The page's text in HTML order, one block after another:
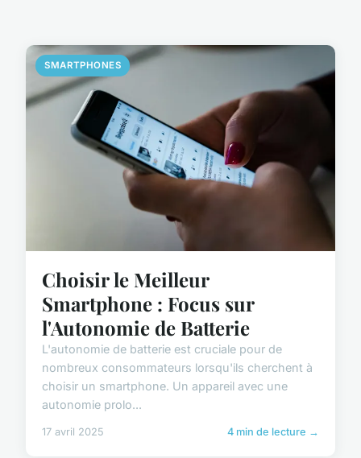
SMARTPHONES
Choisir le Meilleur
Smartphone : Focus sur
l'Autonomie de Batterie
L'autonomie de batterie est cruciale pour de
nombreux consommateurs lorsqu'ils cherchent à
choisir un smartphone. Un appareil avec une
autonomie prolo...
17 avril 2025 4 min de lecture →